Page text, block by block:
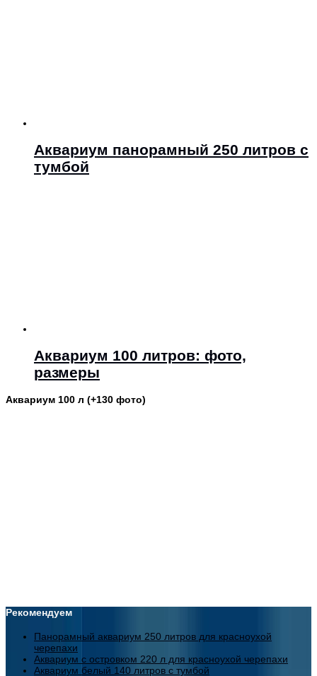
Аквариум панорамный 250 литров с
тумбой
Аквариум 100 литров: фото,
размеры
Аквариум 100 л (+130 фото)
Рекомендуем
Панорамный аквариум 250 литров для красноухой
черепахи
Аквариум с островком 220 л для красноухой черепахи
Аквариум белый 140 литров с тумбой